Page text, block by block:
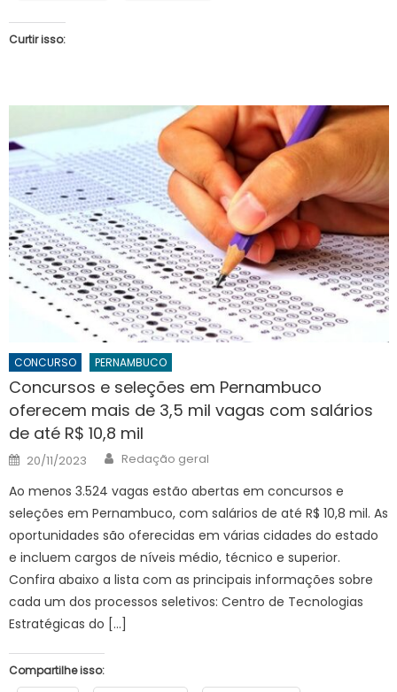
Curtir isso:
CONCURSO PERNAMBUCO
Concursos e seleções em Pernambuco
oferecem mais de 3,5 mil vagas com salários
de até R$ 10,8 mil
Posted
on
20/11/2023 Author
Redação geral
Ao menos 3.524 vagas estão abertas em concursos e
seleções em Pernambuco, com salários de até R$ 10,8 mil. As
oportunidades são oferecidas em várias cidades do estado
e incluem cargos de níveis médio, técnico e superior.
Confira abaixo a lista com as principais informações sobre
cada um dos processos seletivos: Centro de Tecnologias
Estratégicas do […]
Compartilhe isso: